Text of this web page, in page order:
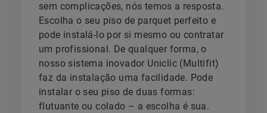
sem complicações, nós temos a resposta.
Escolha o seu piso de parquet perfeito e
pode instalá-lo por si mesmo ou contratar
um profissional. De qualquer forma, o
nosso sistema inovador Uniclic (Multifit)
faz da instalação uma facilidade. Pode
instalar o seu piso de duas formas:
flutuante ou colado – a escolha é sua.